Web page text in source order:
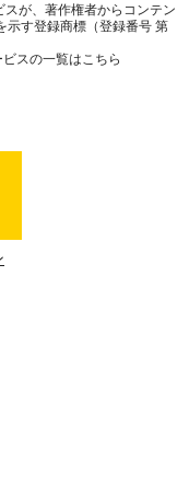
が、著作権者からコンテン
示す登録商標（登録番号 第
スの一覧はこちら